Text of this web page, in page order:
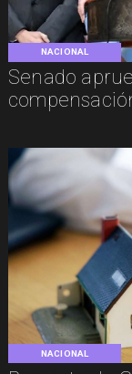
NACIONAL
Senado
NACIONAL